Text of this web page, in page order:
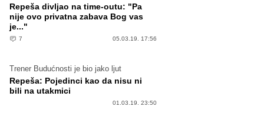
Repeša divljao na time-outu: "Pa
nije ovo privatna zabava Bog vas
je..."
7 05.03.19. 17:56
Trener Budućnosti je bio jako ljut
Repeša: Pojedinci kao da nisu ni
bili na utakmici
01.03.19. 23:50